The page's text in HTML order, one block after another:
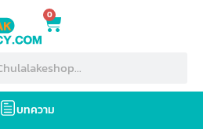
0
บทความ